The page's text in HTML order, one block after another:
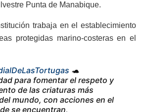
Punta de Manabique.
trabaja en el establecimiento
protegidas marino-costeras en el
🐢
para fomentar el respeto y
de las criaturas más
mundo, con acciones en el
se encuentran,